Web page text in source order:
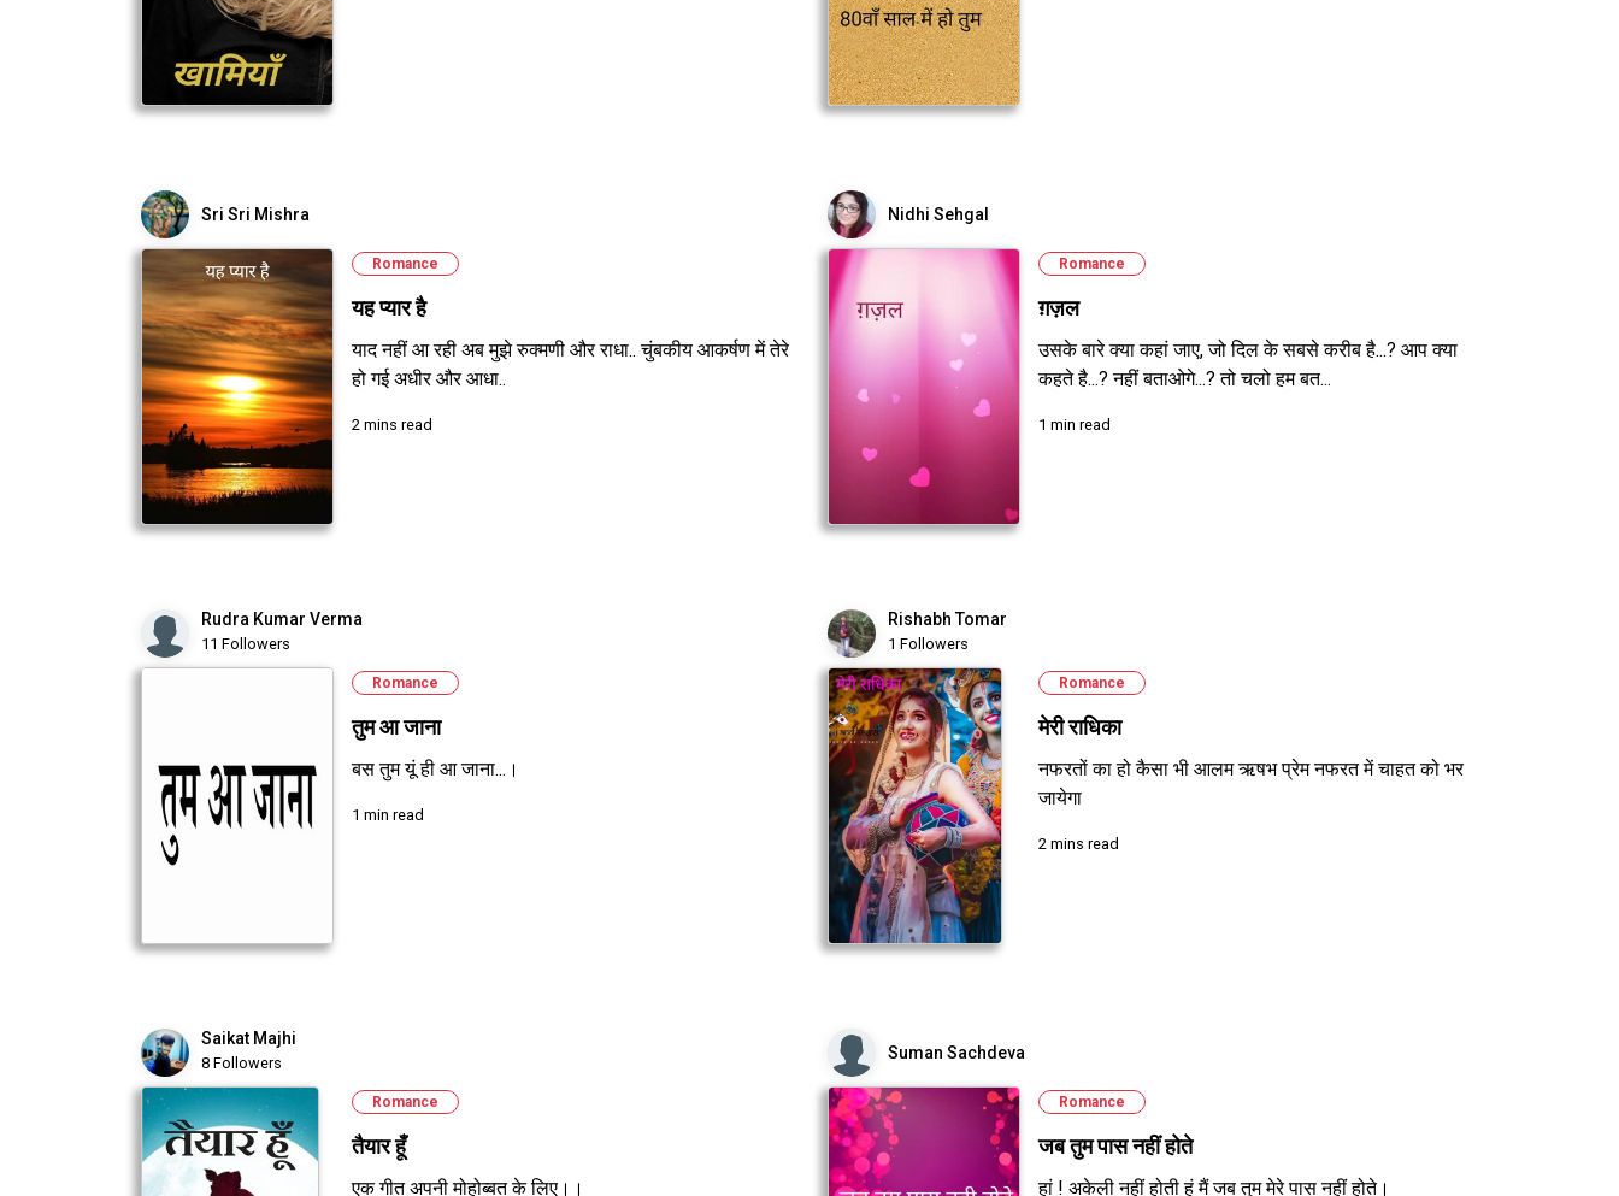
Sri Sri Mishra
Romance
यह प्यार है
याद नहीं आ रही अब मुझे रुक्मणी और राधा.. चुंबकीय आकर्षण में तेरे
हो गई अधीर और आधा..
2 mins read
Nidhi Sehgal
Romance
ग़ज़ल
उसके बारे क्या कहां जाए, जो दिल के सबसे करीब है...? आप क्या
कहते है...? नहीं बताओगे...? तो चलो हम बत...
1 min read
Rudra Kumar Verma
11 Followers
Romance
तुम आ जाना
बस तुम यूं ही आ जाना...।
1 min read
Rishabh Tomar
1 Followers
Romance
मेरी राधिका
नफरतों का हो कैसा भी आलम ऋषभ प्रेम नफरत में चाहत को भर
जायेगा
2 mins read
Saikat Majhi
8 Followers
Romance
तैयार हूँ
एक गीत अपनी मोहोब्बत के लिए।।
Suman Sachdeva
Romance
जब तुम पास नहीं होते
हां ! अकेली नहीं होती हूं मैं जब तुम मेरे पास नहीं होते।